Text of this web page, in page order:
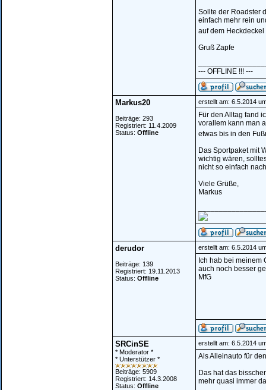
Sollte der Roadster
einfach mehr rein
auf dem
Gruß Zapfe
--- OFFLINE !!! ---
Markus20
Beiträge: 293
Registriert: 11.4.2009
Status: Offline
erstellt am: 6.5.2014
Für den Alltag fand
vorallem kann man
etwas bis in den
Das Sportpaket mit
wichtig wären,
nicht so einfach
Viele Grüße,
Markus
derudor
Beiträge: 139
Registriert: 19.11.2013
Status: Offline
erstellt am: 6.5.2014
Ich hab bei meinem
auch noch besser
MfG
SRCinSE
* Moderator *
* Unterstützer *
Beiträge: 5909
Registriert: 14.3.2008
Status: Offline
erstellt am: 6.5.2014
Als Alleinauto für
Das hat das
mehr quasi immer